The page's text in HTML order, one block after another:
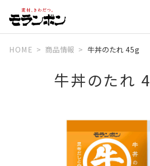
HOME 商品情報 牛丼のたれ 45g
牛丼のたれ